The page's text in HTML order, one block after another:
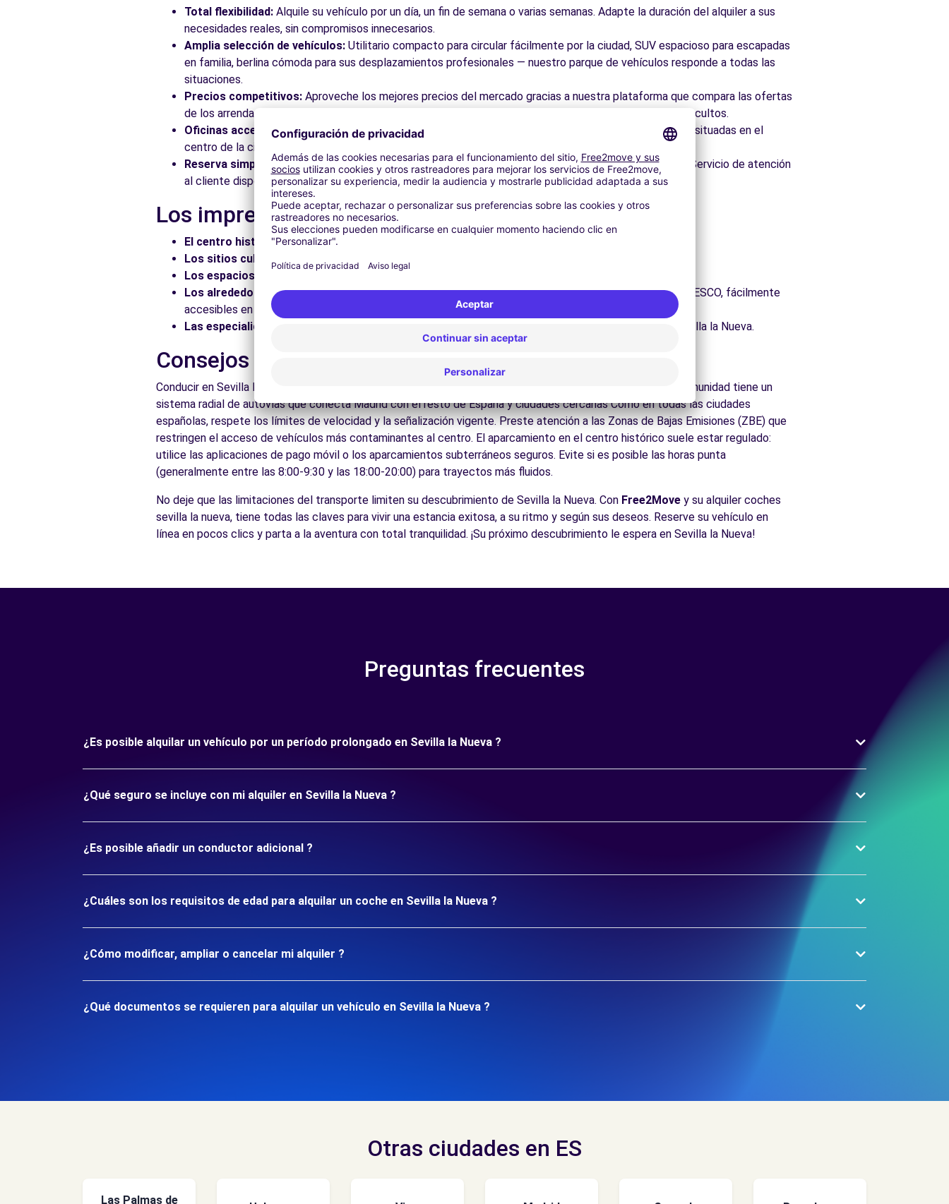
Total flexibilidad: Alquile su vehículo por un día, un fin de semana o varias semanas. Adapte la duración del alquiler a sus
necesidades reales, sin compromisos innecesarios.
Amplia selección de vehículos: Utilitario compacto para circular fácilmente por la ciudad, SUV espacioso para escapadas
en familia, berlina cómoda para sus desplazamientos profesionales — nuestro parque de vehículos responde a todas las
situaciones.
Precios competitivos: Aproveche los mejores precios del mercado gracias a nuestra plataforma que compara las ofertas
de los arrendadores asociados. Reserve en línea en pocos clics con precios transparentes, sin cargos ocultos.
Oficinas accesibles:Recoja su vehículo en una de nuestras numerosas oficinas asociadas, idealmente situadas en el
centro de la ciudad, en estaciones o cerca de los aeropuertos.
Reserva simplificada:Nuestra plataforma intuitiva le permite reservar su vehículo en pocos minutos. Servicio de atención
al cliente disponible para responder a todas sus preguntas.
Los imprescindibles de Sevilla la Nueva y alrededores
El centro histórico:Pasee por las calles del casco antiguo y descubra su patrimonio arquitectónico.
Los sitios culturales:
Los espacios naturales:
Disfrute de los parques y jardines para un descanso en plena naturaleza.
Los alrededores:Explore los castillos de Castilla, la Sierra de Guadarrama, las ciudades Patrimonio UNESCO, fácilmente
accesibles en coche.
Las especialidades locales:
Descubra la gastronomía regional en los restaurantes y mercados de Sevilla la Nueva.
Consejos prácticos para conducir en Sevilla la Nueva
Conducir en Sevilla la Nueva es accesible para todos los conductores con algunos consejos prácticos. la comunidad tiene un
sistema radial de autovías que conecta Madrid con el resto de España y ciudades cercanas Como en todas las ciudades
españolas, respete los límites de velocidad y la señalización vigente. Preste atención a las Zonas de Bajas Emisiones (ZBE) que
restringen el acceso de vehículos más contaminantes al centro. El aparcamiento en el centro histórico suele estar regulado:
utilice las aplicaciones de pago móvil o los aparcamientos subterráneos seguros. Evite si es posible las horas punta
(generalmente entre las 8:00-9:30 y las 18:00-20:00) para trayectos más fluidos.
No deje que las limitaciones del transporte limiten su descubrimiento de Sevilla la Nueva. Con Free2Move y su alquiler coches
sevilla la nueva, tiene todas las claves para vivir una estancia exitosa, a su ritmo y según sus deseos. Reserve su vehículo en
línea en pocos clics y parta a la aventura con total tranquilidad. ¡Su próximo descubrimiento le espera en Sevilla la Nueva!
Preguntas frecuentes
¿Es posible alquilar un vehículo por un período prolongado en Sevilla la Nueva ?
¿Qué seguro se incluye con mi alquiler en Sevilla la Nueva ?
¿Es posible añadir un conductor adicional ?
¿Cuáles son los requisitos de edad para alquilar un coche en Sevilla la Nueva ?
¿Cómo modificar, ampliar o cancelar mi alquiler ?
¿Qué documentos se requieren para alquilar un vehículo en Sevilla la Nueva ?
Otras ciudades en ES
Las Palmas de